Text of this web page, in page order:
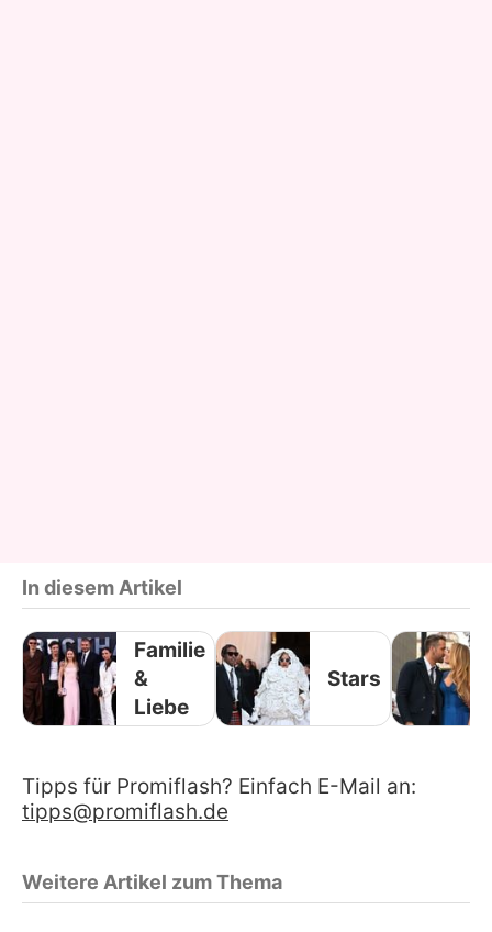
In diesem Artikel
Familie
&
Liebe
Stars
Tipps für Promiflash? Einfach E-Mail an:
tipps@promiflash.de
Weitere Artikel zum Thema